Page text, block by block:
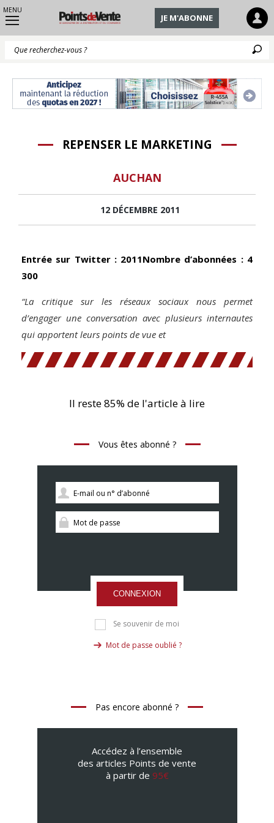
MENU
JE M'ABONNE
REPENSER LE MARKETING
AUCHAN
12 DÉCEMBRE 2011
Entrée sur Twitter : 2011Nombre d’abonnées : 4
300
“La critique sur les réseaux sociaux nous permet
d’engager une conversation avec plusieurs internautes
qui apportent leurs points de vue et
Il reste 85% de l'article à lire
Vous êtes abonné ?
CONNEXION
Se souvenir de moi
Mot de passe oublié ?
Pas encore abonné ?
Accédez à l’ensemble
des articles Points de vente
à partir de 95€